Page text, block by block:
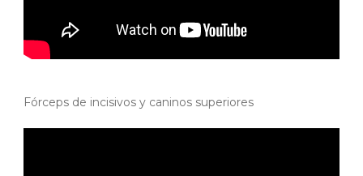
Fórceps de incisivos y caninos superiores